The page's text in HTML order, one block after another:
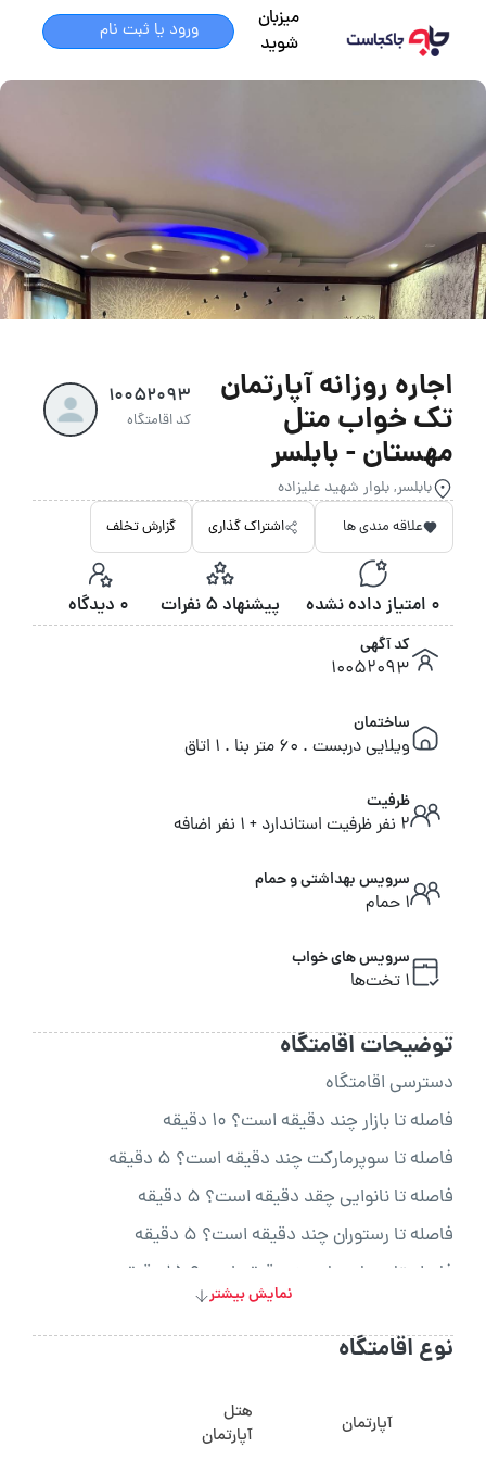
میزبان
شوید
ورود یا ثبت نام
اجاره روزانه آپارتمان
تک خواب متل
مهستان - بابلسر
بابلسر, بلوار شهید علیزاده
10052093
کد اقامتگاه
علاقه مندی ها اشتراک گذاری گزارش تخلف
0 امتیاز داده نشده پیشنهاد 5 نفرات 0 دیدگاه
کد آگهی
10052093
ساختمان
ویلایی دربست . 60 متر بنا . 1 اتاق
ظرفیت
2 نفر ظرفیت استاندارد + 1 نفر اضافه
سرویس بهداشتی و حمام
1 حمام
سرویس های خواب
1 تخت‌ها
توضیحات اقامتگاه
دسترسی اقامتگاه
فاصله تا بازار چند دقیقه است؟ 10 دقیقه
فاصله تا سوپرمارکت چند دقیقه است؟ 5 دقیقه
فاصله تا نانوایی چقد دقیقه است؟ 5 دقیقه
فاصله تا رستوران چند دقیقه است؟ 5 دقیقه
فاصله تا بیمارستان چنددقیقه است؟ 15 دقیقه
فاصله تا کافی شاپ چنددقیقه است؟ 15 دقیقه
فاصله تا پاساژ چنددقیقه است؟ 15 دقیقه
فاصله تاا دریا چنددقیقه است؟ 1 دقیقه
نمایش بیشتر
نوع اقامتگاه
آپارتمان
هتل
آپارتمان